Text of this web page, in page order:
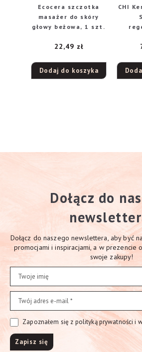
Ecocera szczotka
masażer do skóry
głowy beżowa, 1 szt.
22,49 zł
Dodaj do koszyka
CHI
Dołącz do
Dołącz do naszego newslettera, aby być
promocjami i inspiracjami, a w prezencie
swoje zakupy!
Zapoznałem się z polityką prywatności i